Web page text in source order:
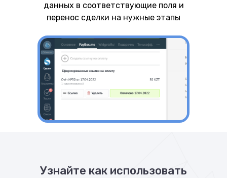
данных в соответствующие поля и
перенос сделки на нужные этапы
Узнайте как использовать